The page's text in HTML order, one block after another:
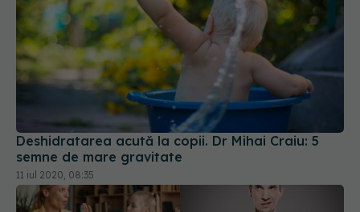
Deshidratarea acută la copii. Dr Mihai Craiu: 5
semne de mare gravitate
11 iul 2020, 08:35